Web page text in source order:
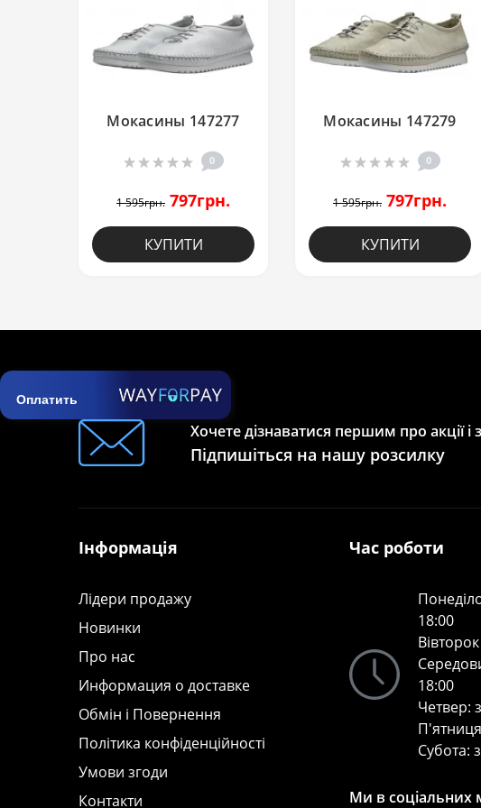
Мокасины 147277
0
1 595грн. 797грн.
КУПИТИ
Мокасины 147279
0
1 595грн. 797грн.
КУПИТИ
Оплатить
Хочете дізнаватися першим про акції і
Підпишіться на нашу розсилку
Інформація
Лідери продажу
Новинки
Про нас
Информация о доставке
Обмін і Повернення
Політика конфіденційності
Умови згоди
Контакти
Час роботи
18:00
18:00
Четвер:
Субота:
Ми в соціальних